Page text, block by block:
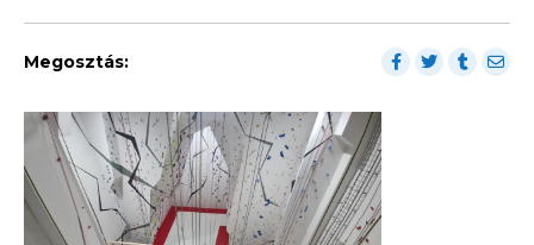
Megosztás: